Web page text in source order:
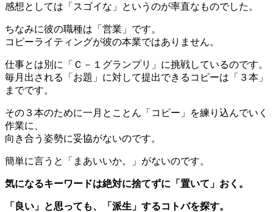
感想としては「スゴイな」というのが率直なものでした。
ちなみに彼の職種は「営業」です。
コピーライティングが彼の本業ではありません。
仕事とは別に「Ｃ－１グランプリ」に挑戦しているのです。
毎月出される「お題」に対して提出できるコピーは「３本」
までです。
その３本のために一月とことん「コピー」を練り込んでいく
作業に、
向き合う姿勢に妥協がないのです。
簡単に言うと「まあいいか。」がないのです。
気になるキーワードは絶対に捨てずに「置いて」おく。
「良い」と思っても、「派生」するコトバを探す。